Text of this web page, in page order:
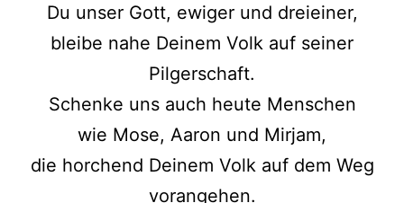
Du unser Gott, ewiger und dreieiner,
bleibe nahe Deinem Volk auf seiner
Pilgerschaft.
Schenke uns auch heute Menschen
wie Mose, Aaron und Mirjam,
die horchend Deinem Volk auf dem Weg
vorangehen.